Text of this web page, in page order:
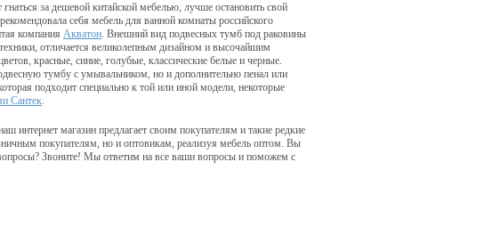
за дешевой китайской мебелью, лучше остановить свой
себя мебель для ванной комнаты российского
компания Акватон. Внешний вид подвесных тумб под раковины
отличается великолепным дизайном и высочайшим
красные, синие, голубые, классические белые и черные.
тумбу с умывальником, но и дополнительно пенал или
подходит специально к той или иной модели, некоторые
Сантек.
интернет магазин предлагает своим покупателям и такие редкие
покупателям, но и оптовикам, реализуя мебель оптом. Вы
Звоните! Мы ответим на все ваши вопросы и поможем с